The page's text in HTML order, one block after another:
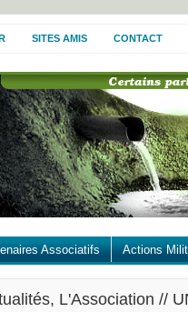
SITES AMIS CONTACT
Associatifs Actions
, L'Association //